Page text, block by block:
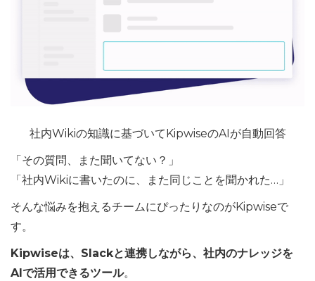
社内Wikiの知識に基づいてKipwiseのAIが自動回答
「その質問、また聞いてない？」
「社内Wikiに書いたのに、また同じことを聞かれた…」
そんな悩みを抱えるチームにぴったりなのがKipwiseで
す。
Kipwiseは、Slackと連携しながら、社内のナレッジを
AIで活用できるツール。